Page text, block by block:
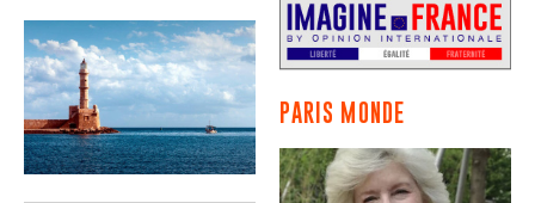
PARIS MONDE